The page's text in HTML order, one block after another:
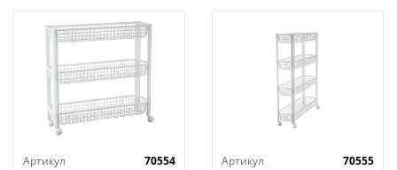
Артикул
70554
Артикул
70555